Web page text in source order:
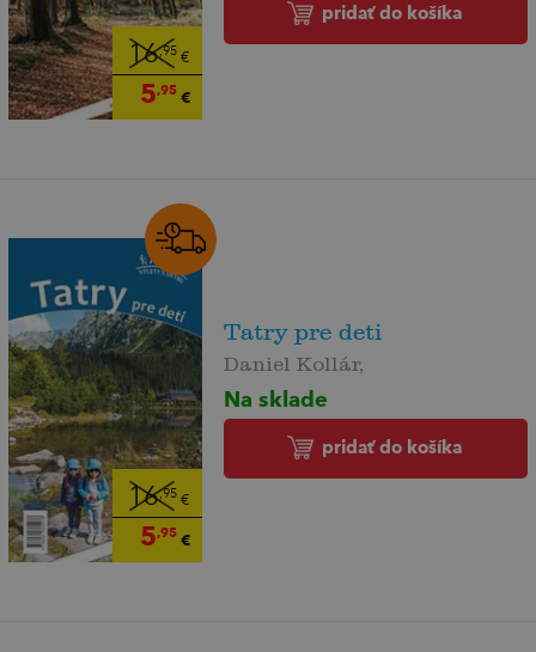
16,95€
5,95€
pridať do košíka
16,95€
5,95€
Tatry pre deti
Daniel Kollár,
Na sklade
pridať do košíka